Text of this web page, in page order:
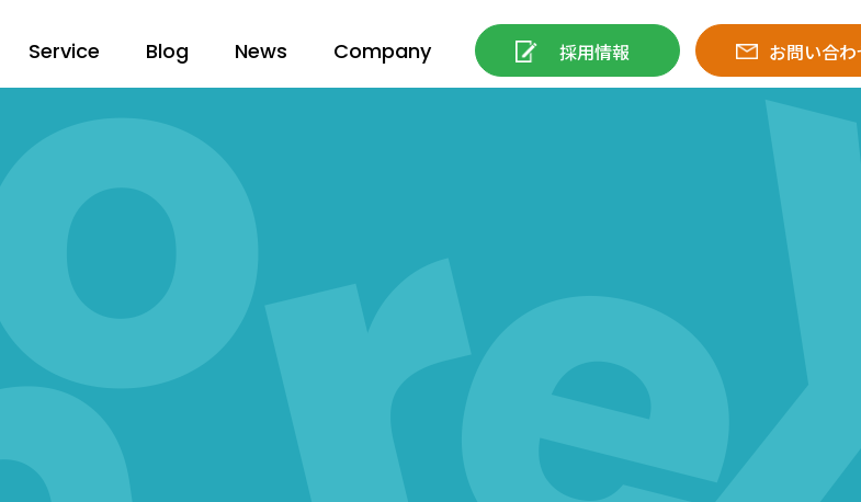
Service Blog News Company 採用情報 お問い合